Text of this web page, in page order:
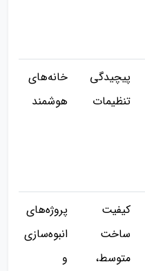
پیچیدگی
تنظیمات
خانه‌های
هوشمند
کیفیت
ساخت
متوسط،
پروژه‌های
انبوه‌سازی
و